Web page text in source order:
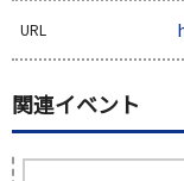
URL
関連イベント